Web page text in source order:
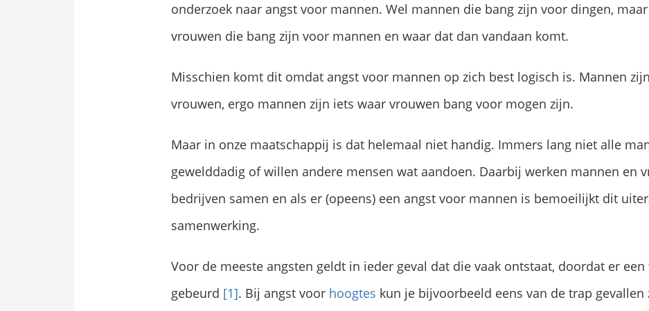
onderzoek naar angst voor mannen. Wel mannen die bang zijn voor dingen,
vrouwen die bang zijn voor mannen en waar dat dan vandaan komt.
Misschien komt dit omdat angst voor mannen op zich best logisch is. Mannen
vrouwen, ergo mannen zijn iets waar vrouwen bang voor mogen zijn.
Maar in onze maatschappij is dat helemaal niet handig. Immers lang niet alle
gewelddadig of willen andere mensen wat aandoen. Daarbij werken mannen en
bedrijven samen en als er (opeens) een angst voor mannen is bemoeilijkt dit
samenwerking.
Voor de meeste angsten geldt in ieder geval dat die vaak ontstaat, doordat er
gebeurd [1]. Bij angst voor hoogtes kun je bijvoorbeeld eens van de trap gevallen